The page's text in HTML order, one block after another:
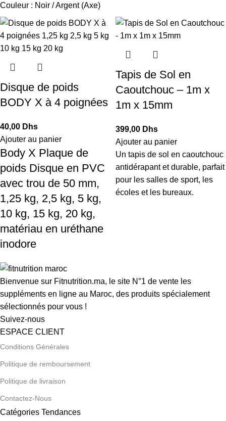
Couleur : Noir / Argent (Axe)
Disque de poids
BODY X à 4 poignées
40,00 Dhs
Ajouter au panier
Body X Plaque de
poids Disque en PVC
avec trou de 50 mm,
1,25 kg, 2,5 kg, 5 kg,
10 kg, 15 kg, 20 kg,
matériau en uréthane
inodore
Tapis de Sol en
Caoutchouc – 1m x
1m x 15mm
399,00 Dhs
Ajouter au panier
Un tapis de sol en caoutchouc
antidérapant et durable, parfait
pour les salles de sport, les
écoles et les bureaux.
Bienvenue sur Fitnutrition.ma, le site N°1 de vente les
suppléments en ligne au Maroc, des produits spécialement
sélectionnés pour vous !
Suivez-nous
ESPACE CLIENT
Conditions Générales
Politique de remboursement
Politique de livraison
Contactez-Nous
Catégories Tendances